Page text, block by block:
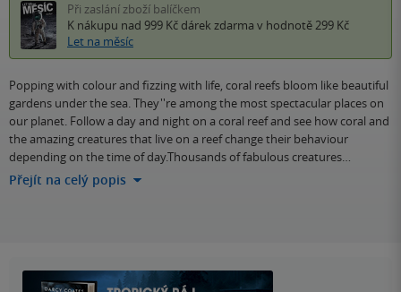
Při zaslání zboží balíčkem
K nákupu nad 999 Kč dárek zdarma v hodnotě 299 Kč
Let na měsíc
Popping with colour and fizzing with life, coral reefs bloom like beautiful
gardens under the sea. They''re among the most spectacular places on
our planet. Follow a day and night on a coral reef and see how coral and
the amazing creatures that live on a reef change their behaviour
depending on the time of day.Thousands of fabulous creatures…
Přejít na celý popis